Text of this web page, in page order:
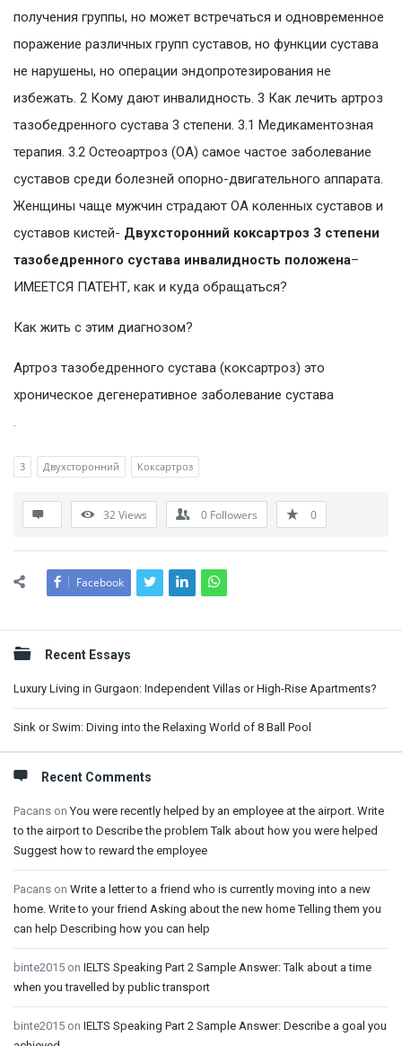
получения группы, но может встречаться и одновременное
поражение различных групп суставов, но функции сустава
не нарушены, но операции эндопротезирования не
избежать. 2 Кому дают инвалидность. 3 Как лечить артроз
тазобедренного сустава 3 степени. 3.1 Медикаментозная
терапия. 3.2 Остеоартроз (ОА) самое частое заболевание
суставов среди болезней опорно-двигательного аппарата.
Женщины чаще мужчин страдают ОА коленных суставов и
суставов кистей- Двухсторонний коксартроз 3 степени
тазобедренного сустава инвалидность положена–
ИМЕЕТСЯ ПАТЕНТ, как и куда обращаться?
Как жить с этим диагнозом?
Артроз тазобедренного сустава (коксартроз) это
хроническое дегенеративное заболевание сустава
.
3 Двухсторонний Коксартроз
32Views 0 Followers 0
Facebook
Sidebar
Recent Essays
Luxury Living in Gurgaon: Independent Villas or High-Rise Apartments?
Sink or Swim: Diving into the Relaxing World of 8 Ball Pool
Recent Comments
Pacans onYou were recently helped by an employee at the airport. Write
to the airport to Describe the problem Talk about how you were helped
Suggest how to reward the employee
Pacans on Write a letter to a friend who is currently moving into a new
home. Write to your friend Asking about the new home Telling them you
can help Describing how you can help
binte2015 on IELTS Speaking Part 2 Sample Answer: Talk about a time
when you travelled by public transport
binte2015 on IELTS Speaking Part 2 Sample Answer: Describe a goal you